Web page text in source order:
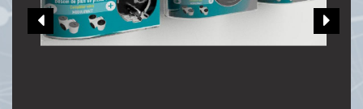
prev next